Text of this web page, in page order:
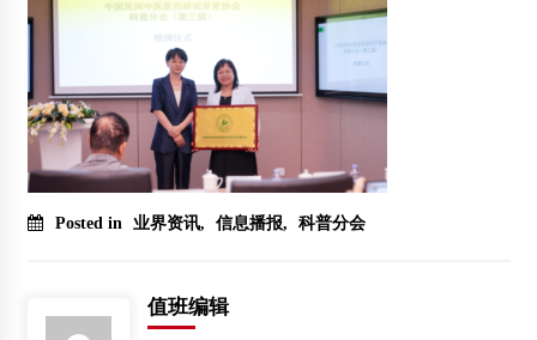
Posted in 业界资讯, 信息播报, 科普分会
值班编辑